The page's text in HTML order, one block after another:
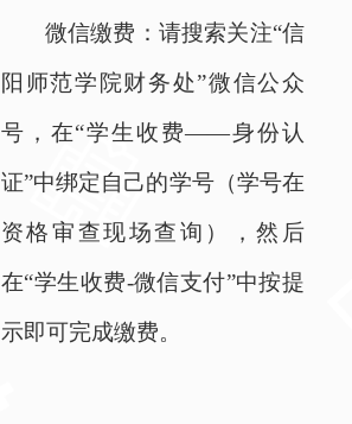
微信缴费：请搜索关注“信
阳师范学院财务处”微信公众
号，在“学生收费——身份认
证”中绑定自己的学号（学号在
资格审查现场查询），然后
在“学生收费-微信支付”中按提
示即可完成缴费。